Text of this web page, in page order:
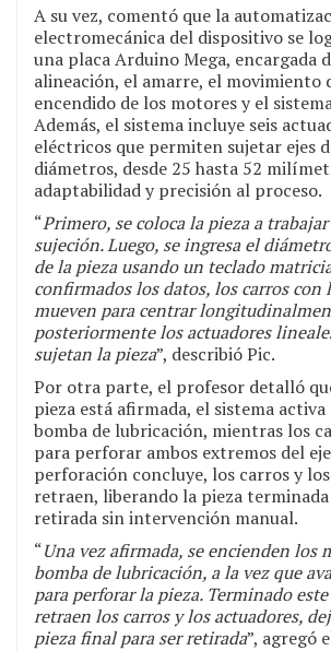
A su vez, comentó que la
electromecánica del dispositivo se
una placa Arduino Mega, encargada
alineación, el amarre, el movimiento
encendido de los motores y el
Además, el sistema incluye seis
eléctricos que permiten sujetar ejes
diámetros, desde 25 hasta 52
adaptabilidad y precisión al proceso.
“Primero, se coloca la pieza a
sujeción. Luego, se ingresa el
de la pieza usando un teclado
confirmados los datos, los carros con
mueven para centrar
posteriormente los actuadores
sujetan la pieza”, describió Pic.
Por otra parte, el profesor detalló
pieza está afirmada, el sistema
bomba de lubricación, mientras los
para perforar ambos extremos del
perforación concluye, los carros y
retraen, liberando la pieza
retirada sin intervención manual.
“Una vez afirmada, se encienden los
bomba de lubricación, a la vez que
para perforar la pieza. Terminado este
retraen los carros y los actuadores,
pieza final para ser retirada”, agregó